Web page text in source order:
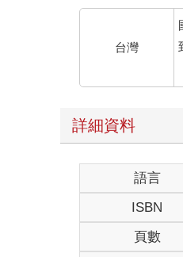
台灣
詳細資料
語言
ISBN
頁數